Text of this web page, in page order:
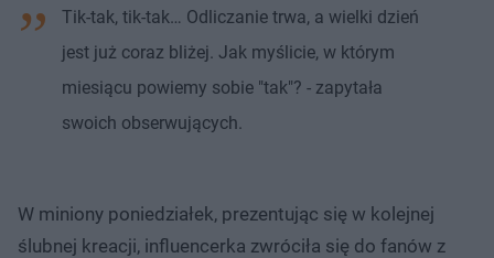
Tik-tak, tik-tak… Odliczanie trwa, a wielki dzień
jest już coraz bliżej. Jak myślicie, w którym
miesiącu powiemy sobie "tak"? - zapytała
swoich obserwujących.
W miniony poniedziałek, prezentując się w kolejnej
ślubnej kreacji, influencerka zwróciła się do fanów z